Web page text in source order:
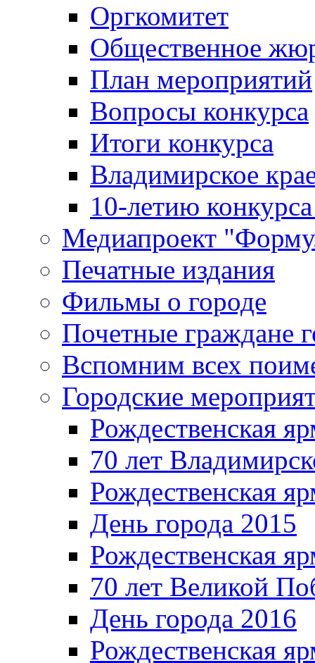
Оргкомитет
Общественное
План мероприятий
Вопросы конкурса
Итоги конкурса
Владимирское
10-летию
Медиапроект
Печатные издания
Фильмы о городе
Почетные граждане
Вспомним всех
Городские
Рождественская
70 лет
Рождественская
День города 2015
Рождественская
70 лет Великой
День города 2016
Рождественская